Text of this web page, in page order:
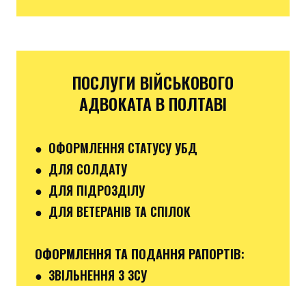
ПОСЛУГИ ВІЙСЬКОВОГО
АДВОКАТА В ПОЛТАВІ
● ОФОРМЛЕННЯ СТАТУСУ УБД
● ДЛЯ СОЛДАТУ
● ДЛЯ ПІДРОЗДІЛУ
● ДЛЯ ВЕТЕРАНІВ ТА СПІЛОК
ОФОРМЛЕННЯ ТА ПОДАННЯ РАПОРТІВ:
● ЗВІЛЬНЕННЯ З ЗСУ